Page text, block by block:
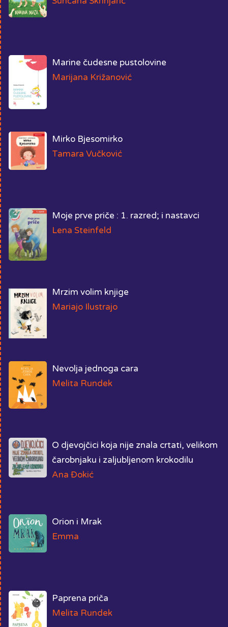
Marine čudesne pustolovine
Marijana Križanović
Mirko Bjesomirko
Tamara Vučković
Moje prve priče : 1. razred; i nastavci
Lena Steinfeld
Mrzim volim knjige
Mariajo Ilustrajo
Nevolja jednoga cara
Melita Rundek
O djevojčici koja nije znala crtati, velikom
čarobnjaku i zaljubljenom krokodilu
Ana Đokić
Orion i Mrak
Emma
Paprena priča
Melita Rundek